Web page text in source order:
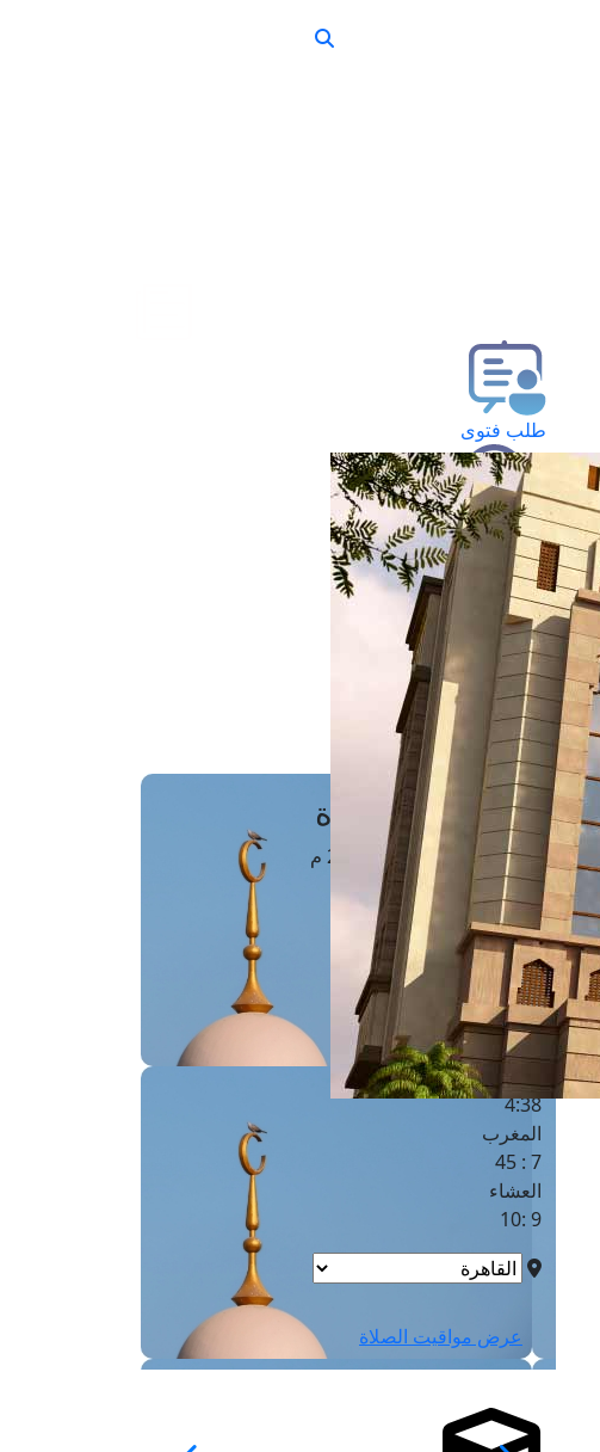
طلب فتوى
استعلام عن فتوى
حجز موعد
الفتوى الهاتفية
مَواقِيتُ الصَّـــلاة
القاهرة · 06 أغسطس 2026 م
الفجر
4 :40
الشروق
6 :17
الظهر
العصر
4:38
المغرب
7 : 45
العشاء
9 :10
عرض مواقيت الصلاة